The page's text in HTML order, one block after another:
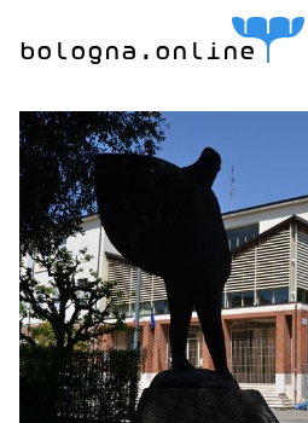
bologna.online